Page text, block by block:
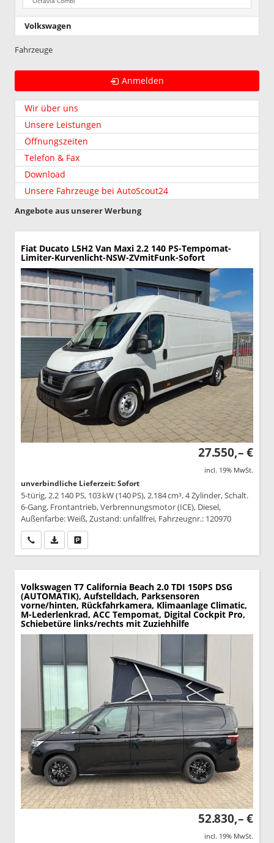
Volkswagen
Fahrzeuge
Anmelden
Wir über uns
Unsere Leistungen
Öffnungszeiten
Telefon & Fax
Download
Unsere Fahrzeuge bei AutoScout24
Angebote aus unserer Werbung
Fiat Ducato L5H2 Van Maxi 2.2 140 PS-Tempomat-
Limiter-Kurvenlicht-NSW-ZVmitFunk-Sofort
27.550,– €
incl. 19% MwSt.
unverbindliche Lieferzeit: Sofort
5-türig, 2.2 140 PS, 103 kW (140 PS), 2.184 cm³, 4 Zylinder, Schalt.
6-Gang, Frontantrieb, Verbrennungsmotor (ICE), Diesel,
Außenfarbe: Weiß, Zustand: unfallfrei, Fahrzeugnr.: 120970
Wir rufen Sie anPDF-Datei, Fahrzeugexposé drucken
Volkswagen T7 California Beach 2.0 TDI 150PS DSG
(AUTOMATIK), Aufstelldach, Parksensoren
vorne/hinten, Rückfahrkamera, Klimaanlage Climatic,
M-Lederlenkrad, ACC Tempomat, Digital Cockpit Pro,
Schiebetüre links/rechts mit Zuziehhilfe
52.830,– €
incl. 19% MwSt.